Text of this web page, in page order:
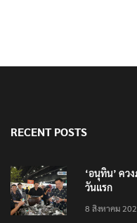
RECENT POSTS
‘อนุทิน’ คว
วันแรก
8 สิงหาคม